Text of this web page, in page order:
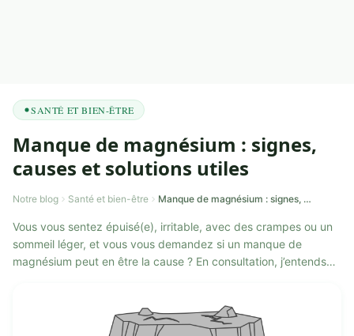
SANTÉ ET BIEN-ÊTRE
Manque de magnésium : signes,
causes et solutions utiles
Notre blog Santé et bien-être Manque de magnésium : signes, causes et solutions utiles
Vous vous sentez épuisé(e), irritable, avec des crampes ou un
sommeil léger, et vous vous demandez si un manque de
magnésium peut en être la cause ? En consultation, j’entends